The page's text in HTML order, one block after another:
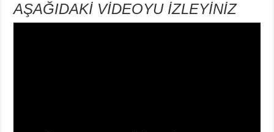
AŞAĞIDAKİ VİDEOYU İZLEYİNİZ